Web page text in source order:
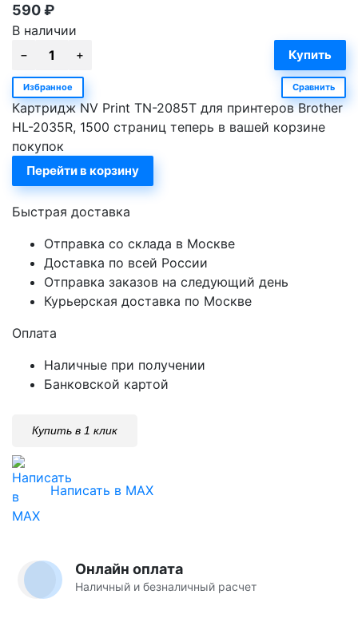
590₽
В наличии
Избранное Сравнить
Картридж NV Print TN-2085T для принтеров Brother
HL-2035R, 1500 страниц теперь в вашей корзине
покупок
Перейти в корзину
Быстрая доставка
Отправка со склада в Москве
Доставка по всей России
Отправка заказов на следующий день
Курьерская доставка по Москве
Оплата
Наличные при получении
Банковской картой
Купить в 1 клик
Написать в MAX
Онлайн оплата
Наличный и безналичный расчет